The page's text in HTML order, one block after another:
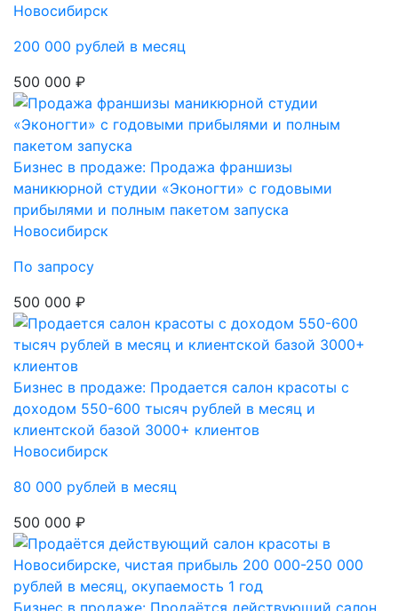
Новосибирск
200 000 рублей в месяц
500 000 ₽
Бизнес в продаже: Продажа франшизы
маникюрной студии «Эконогти» с годовыми
прибылями и полным пакетом запуска
Новосибирск
По запросу
500 000 ₽
Бизнес в продаже: Продается салон красоты с
доходом 550-600 тысяч рублей в месяц и
клиентской базой 3000+ клиентов
Новосибирск
80 000 рублей в месяц
500 000 ₽
Бизнес в продаже: Продаётся действующий салон